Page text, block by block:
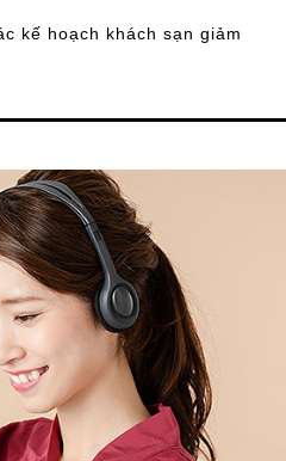
kế hoạch khách sạn giảm